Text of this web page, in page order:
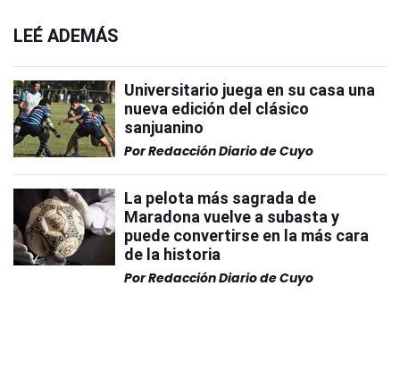
LEÉ ADEMÁS
Universitario juega en su casa una
nueva edición del clásico
sanjuanino
PorRedacción Diario de Cuyo
La pelota más sagrada de
Maradona vuelve a subasta y
puede convertirse en la más cara
de la historia
PorRedacción Diario de Cuyo